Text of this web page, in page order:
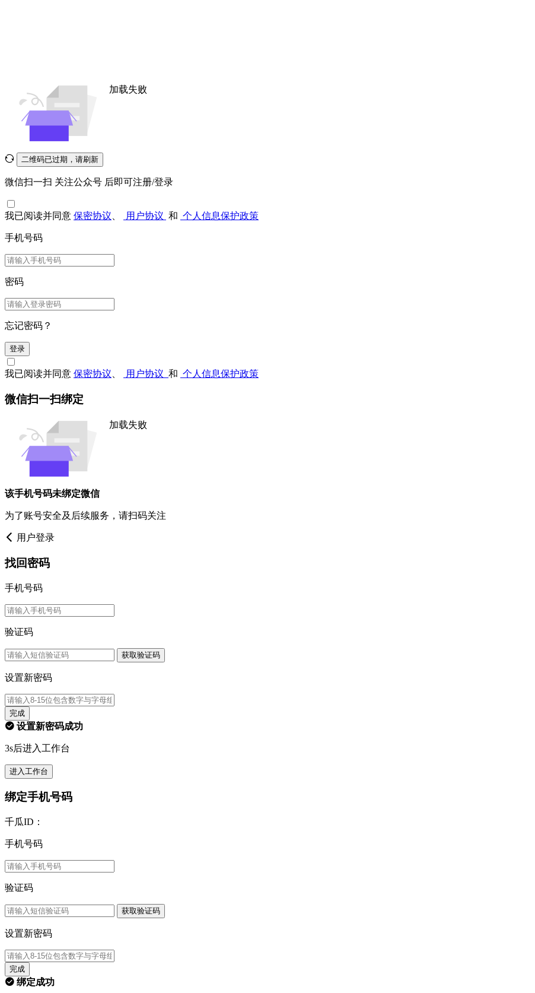
加载失败
二维码已过期，请刷新
微信扫一扫 关注公众号 后即可注册/登录
我已阅读并同意 保密协议 用户协议 和 个人信息保护政策
手机号码
密码
忘记密码？
登录
我已阅读并同意 保密协议 用户协议 和 个人信息保护政策
微信扫一扫绑定
加载失败
该手机号码未绑定微信
为了账号安全及后续服务，请扫码关注
用户登录
找回密码
手机号码
验证码
获取验证码
设置新密码
完成
设置新密码成功
3s后进入工作台
进入工作台
绑定手机号码
千瓜ID：
手机号码
验证码
获取验证码
设置新密码
完成
绑定成功